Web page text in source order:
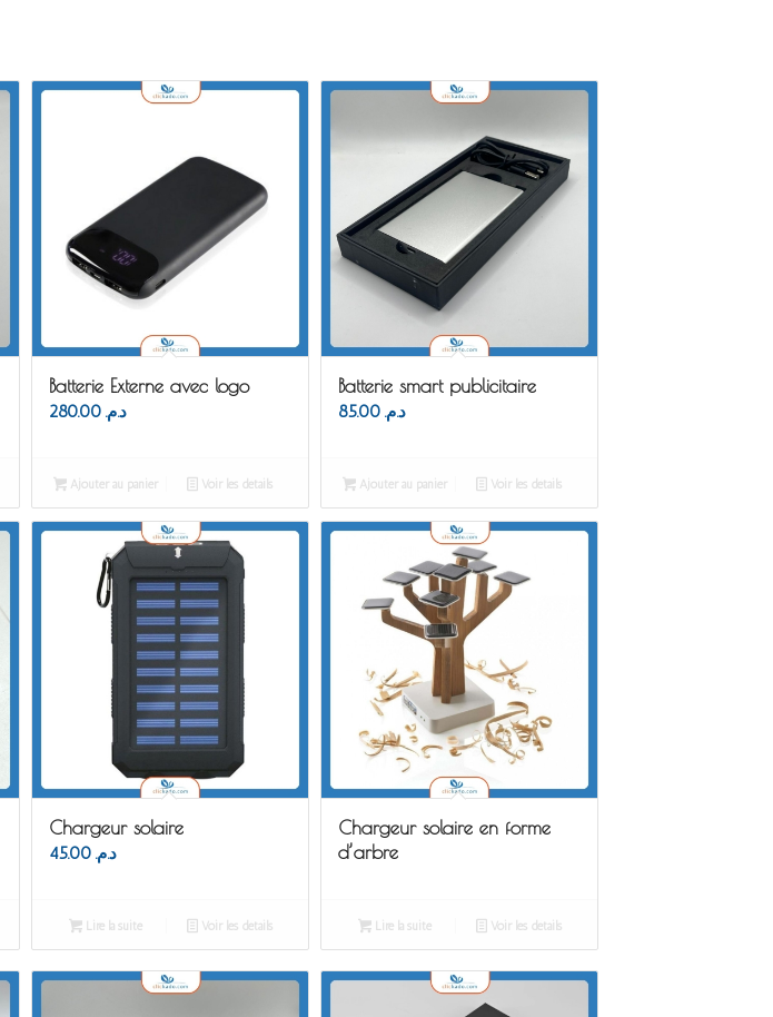
Batterie Externe avec logo
د.م. 280.00
Ajouter au panier Voir les détails
Batterie smart publicitaire
د.م. 85.00
Ajouter au panier Voir les détails
Chargeur solaire
د.م. 45.00
Lire la suite Voir les détails
Chargeur solaire en forme
d’arbre
Lire la suite Voir les détails